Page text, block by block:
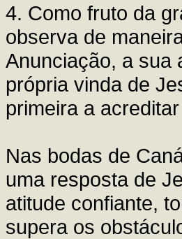
4. Como fruto da
observa de
Anunciação, a sua
própria vinda de
primeira a
Nas bodas de
uma resposta de
atitude confiante,
supera os